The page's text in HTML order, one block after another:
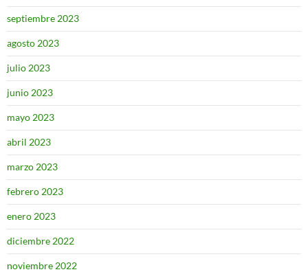
septiembre 2023
agosto 2023
julio 2023
junio 2023
mayo 2023
abril 2023
marzo 2023
febrero 2023
enero 2023
diciembre 2022
noviembre 2022